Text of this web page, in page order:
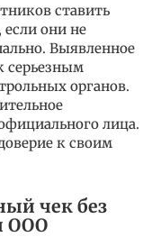
ставить
они не
Выявленное
серьезным
органов.
лица.
к своим
чек без
ООО